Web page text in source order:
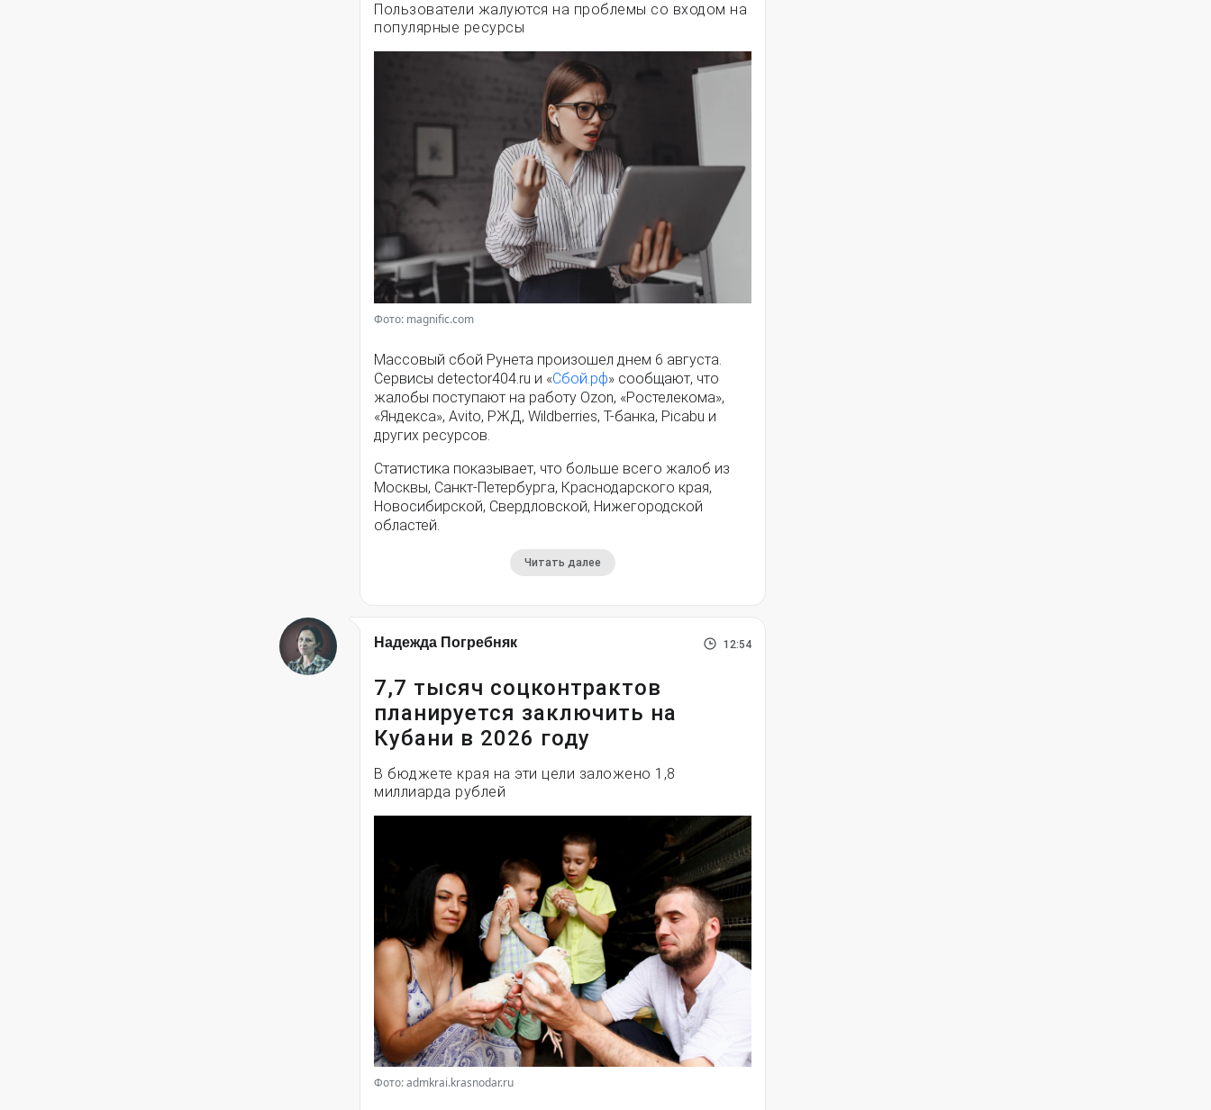
Пользователи жалуются на проблемы со входом на
популярные ресурсы
Фото: magnific.com
Массовый сбой Рунета произошел днем 6 августа.
Сервисы detector404.ru и «Сбой.рф» сообщают, что
жалобы поступают на работу Ozon, «Ростелекома»,
«Яндекса», Avito, РЖД, Wildberries, Т-банка, Picabu и
других ресурсов.
Статистика показывает, что больше всего жалоб из
Москвы, Санкт-Петербурга, Краснодарского края,
Новосибирской, Свердловской, Нижегородской
областей.
Читать далее
Надежда Погребняк 12:54
7,7 тысяч соцконтрактов
планируется заключить на
Кубани в 2026 году
В бюджете края на эти цели заложено 1,8
миллиарда рублей
Фото: admkrai.krasnodar.ru